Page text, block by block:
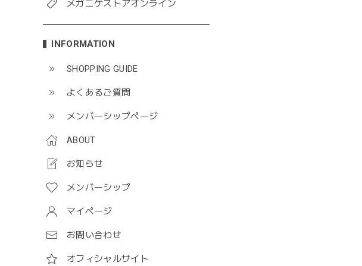
メガニケストアオンライン
INFORMATION
SHOPPING GUIDE
よくあるご質問
メンバーシップページ
ABOUT
お知らせ
メンバーシップ
マイページ
お問い合わせ
オフィシャルサイト